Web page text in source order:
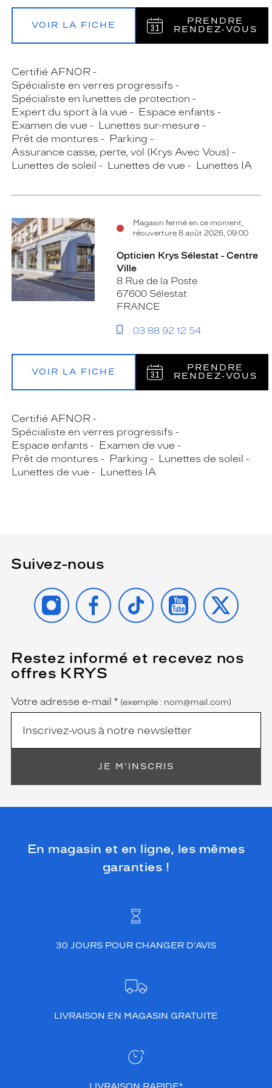
VOIR LA FICHE
PRENDRE
RENDEZ‑VOUS
Certifié AFNOR
Spécialiste en verres progressifs
Spécialiste en lunettes de protection
Expert du sport à la vue
Espace enfants
Examen de vue
Lunettes sur-mesure
Prêt de montures
Parking
Assurance casse, perte, vol (Krys Avec Vous)
Lunettes de soleil
Lunettes de vue Lunettes IA
Magasin fermé en ce moment,
réouverture 8 août 2026, 09:00
Opticien Krys Sélestat - Centre
Ville
8 Rue de la Poste
67600 Sélestat
FRANCE
03 88 92 12 54
VOIR LA FICHE
PRENDRE
RENDEZ‑VOUS
Certifié AFNOR
Spécialiste en verres progressifs
Espace enfants
Examen de vue
Prêt de montures
Parking
Lunettes de soleil
Lunettes de vue
Lunettes IA
Suivez-nous
INSTAGRAMFACEBOOK
TIKTOK YOUTUBE
X
Restez informé et recevez nos
offres KRYS
Name
Votre adresse e-mail *
(Ce
champ
est
obligatoire)
(exemple : nom@mail.com)
JE M'INSCRIS
En magasin et en ligne, les mêmes
garanties !
30 JOURS POUR CHANGER D’AVIS
LIVRAISON EN MAGASIN GRATUITE